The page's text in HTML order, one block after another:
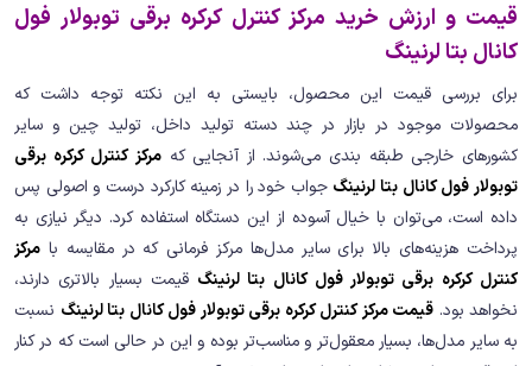
قیمت و ارزش خرید مرکز کنترل کرکره برقی توبولار فول
کانال بتا لرنینگ
برای بررسی قیمت این محصول، بایستی به این نکته توجه داشت که
محصولات موجود در بازار در چند دسته تولید داخل، تولید چین و سایر
کشورهای خارجی طبقه بندی می‌شوند. از آنجایی کهمرکز کنترل کرکره برقی
توبولار فول کانال بتا لرنینگ جواب خود را در زمینه کارکرد درست و اصولی پس
داده است، می‌توان با خیال آسوده از این دستگاه استفاده کرد. دیگر نیازی به
پرداخت هزینه‌های بالا برای سایر مدل‌ها مرکز فرمانی که در مقایسه با مرکز
کنترل کرکره برقی توبولار فول کانال بتا لرنینگ قیمت بسیار بالاتری دارند،
نخواهد بود. قیمت مرکز کنترل کرکره برقی توبولار فول کانال بتا لرنینگ نسبت
به سایر مدل‌ها، بسیار معقول‌تر و مناسب‌تر بوده و این در حالی است که در کنار